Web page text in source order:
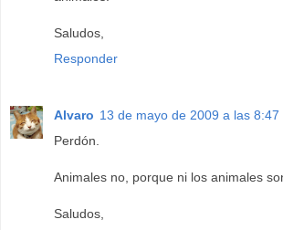
Saludos,
Responder
Alvaro 13 de mayo de 2009 a las 8:47
Perdón.
Animales no, porque ni los animales
Saludos,